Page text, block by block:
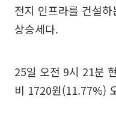
전지 인프라를 건설
상승세다.
25일 오전 9시 21분
비 1720원(11.77%)